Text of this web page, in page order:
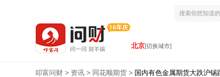
北京[切换城市]
叩富问财 > 资讯 > 同花顺期货 > 国内有色金属期货大跌沪锡